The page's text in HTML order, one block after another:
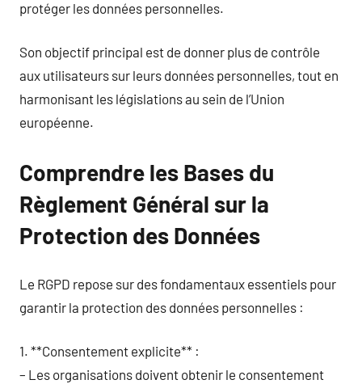
protéger les données personnelles.
Son objectif principal est de donner plus de contrôle
aux utilisateurs sur leurs données personnelles, tout en
harmonisant les législations au sein de l’Union
européenne.
Comprendre les Bases du
Règlement Général sur la
Protection des Données
Le RGPD repose sur des fondamentaux essentiels pour
garantir la protection des données personnelles :
1. **Consentement explicite** :
– Les organisations doivent obtenir le consentement